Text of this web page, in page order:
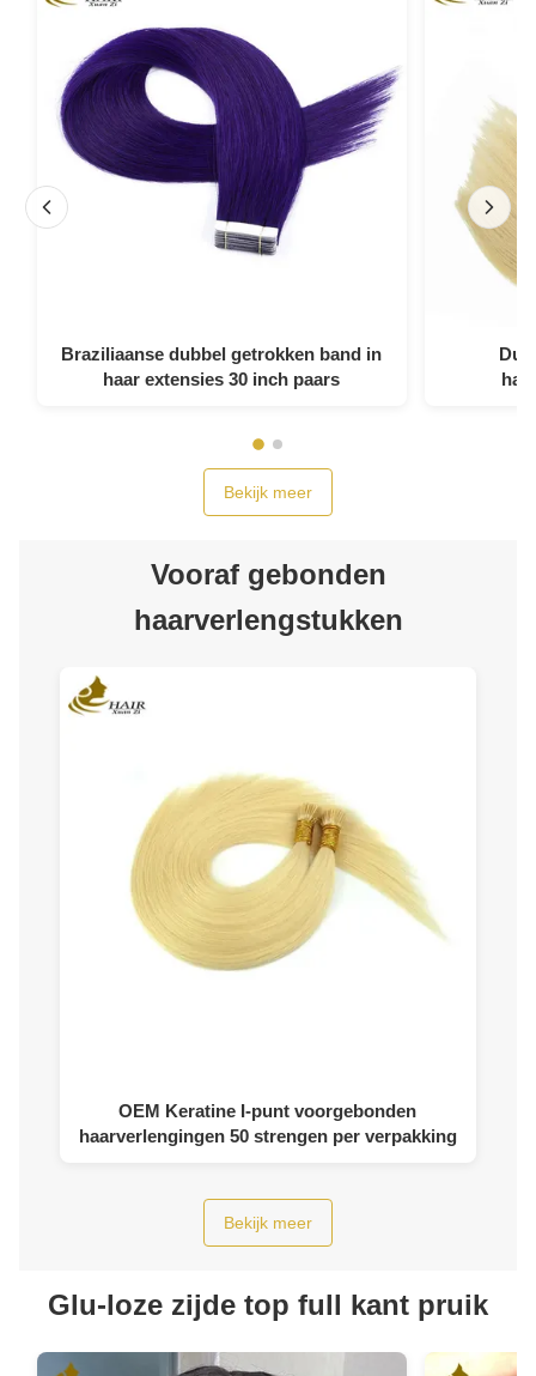
Braziliaanse dubbel getrokken band in
haar extensies 30 inch paars
Bekijk meer
Vooraf gebonden
haarverlengstukken
OEM Keratine I-punt voorgebonden
haarverlengingen 50 strengen per verpakking
Bekijk meer
Glu-loze zijde top full kant pruik